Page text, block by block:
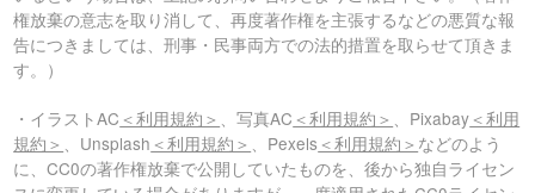
権放棄の意志を取り消して、再度著作権を主張するなどの悪質な報
告につきましては、刑事・民事両方での法的措置を取らせて頂きま
す。）
・イラストAC ＜利用規約＞ 、写真AC ＜利用規約＞ 、Pixabay ＜利用
規約＞
、Unsplash ＜利用規約＞ 、Pexels ＜利用規約＞ などのよう
に、CC0の著作権放棄で公開していたものを、後から独自ライセン